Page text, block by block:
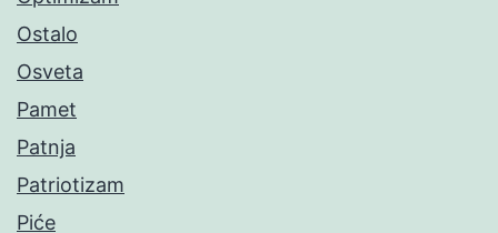
Ostalo
Osveta
Pamet
Patnja
Patriotizam
Piće